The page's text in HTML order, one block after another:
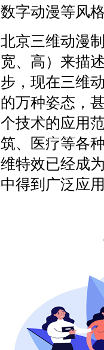
数字动漫等风
北京三维动漫
宽、高）来描
步，现在三维
的万种姿态，
个技术的应用
筑、医疗等各
维特效已经成
中得到广泛应